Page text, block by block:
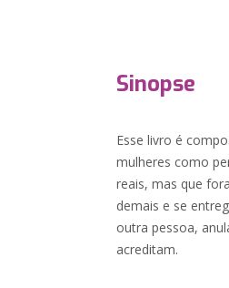
Sinopse
Esse livro é
mulheres como
reais, mas que
demais e se
outra pessoa,
acreditam.